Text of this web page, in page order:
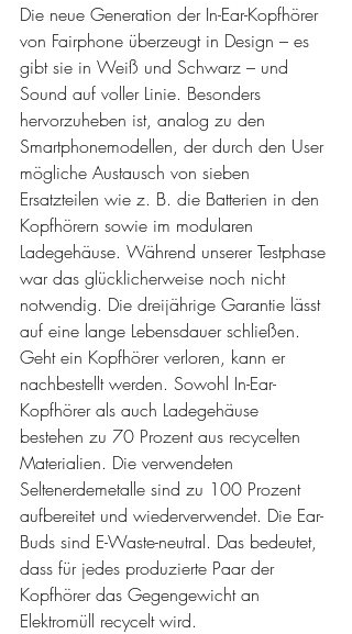
Die neue Generation der In-Ear-Kopfhörer
von Fairphone überzeugt in Design – es
gibt sie in Weiß und Schwarz – und
Sound auf voller Linie. Besonders
hervorzuheben ist, analog zu den
Smartphonemodellen, der durch den User
mögliche Austausch von sieben
Ersatzteilen wie z. B. die Batterien in den
Kopfhörern sowie im modularen
Ladegehäuse. Während unserer Testphase
war das glücklicherweise noch nicht
notwendig. Die dreijährige Garantie lässt
auf eine lange Lebensdauer schließen.
Geht ein Kopfhörer verloren, kann er
nachbestellt werden. Sowohl In-Ear-
Kopfhörer als auch Ladegehäuse
bestehen zu 70 Prozent aus recycelten
Materialien. Die verwendeten
Seltenerdemetalle sind zu 100 Prozent
aufbereitet und wiederverwendet. Die Ear-
Buds sind E-Waste-neutral. Das bedeutet,
dass für jedes produzierte Paar der
Kopfhörer das Gegengewicht an
Elektromüll recycelt wird.